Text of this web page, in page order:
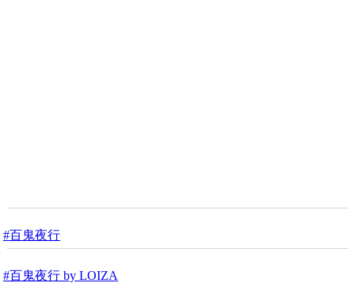
#百鬼夜行
#百鬼夜行 by LOIZA